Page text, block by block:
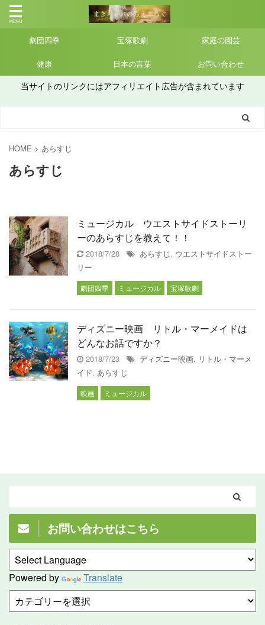
劇団四季 宝塚歌劇 家庭の園芸
健康 日本の言葉 お問い合わせ
当サイトのリンクにはアフィリエイト広告が含まれています
HOME > あらすじ
あらすじ
ミュージカル ウエストサイドストーリ
ーのあらすじを教えて！！
2018/7/28 あらすじ, ウエストサイドストー
リー
劇団四季 ミュージカル 宝塚歌劇
ディズニー映画 リトル・マーメイドは
どんなお話ですか？
2018/7/23 ディズニー映画, リトル・マーメ
イド, あらすじ
映画 ミュージカル
お問い合わせはこちら
Powered by Translate